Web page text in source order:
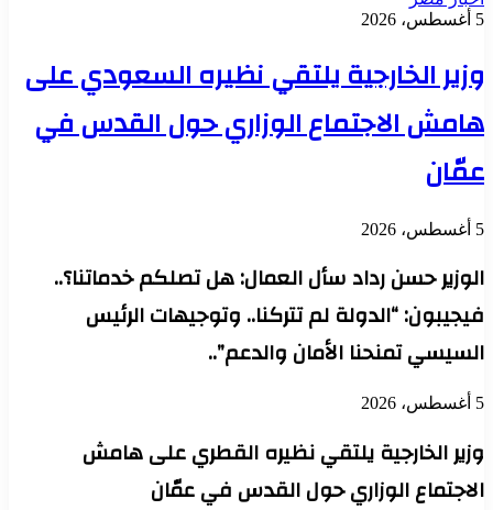
5 أغسطس، 2026
وزير الخارجية يلتقي نظيره السعودي على
هامش الاجتماع الوزاري حول القدس في
عمّان
5 أغسطس، 2026
الوزير حسن رداد سأل العمال: هل تصلكم خدماتنا؟..
فيجيبون: “الدولة لم تتركنا.. وتوجيهات الرئيس
السيسي تمنحنا الأمان والدعم”..
5 أغسطس، 2026
وزير الخارجية يلتقي نظيره القطري على هامش
الاجتماع الوزاري حول القدس في عمّان